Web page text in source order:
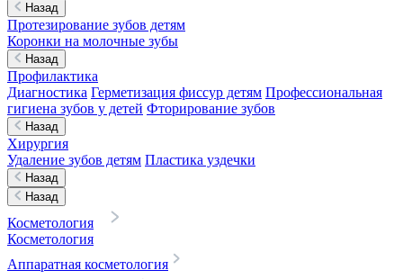
Назад
Протезирование зубов детям
Коронки на молочные зубы
Назад
Профилактика
Диагностика Герметизация фиссур детям Профессиональная
гигиена зубов у детей Фторирование зубов
Назад
Хирургия
Удаление зубов детям Пластика уздечки
Назад
Назад
Косметология
Косметология
Аппаратная косметология